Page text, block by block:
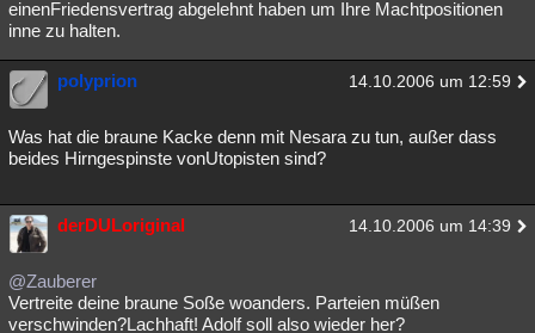
einenFriedensvertrag abgelehnt haben um Ihre Machtpositionen
inne zu halten.
polyprion 14.10.2006 um 12:59
Was hat die braune Kacke denn mit Nesara zu tun, außer dass
beides Hirngespinste vonUtopisten sind?
derDULoriginal 14.10.2006 um 14:39
@Zauberer
Vertreite deine braune Soße woanders. Parteien müßen
verschwinden?Lachhaft! Adolf soll also wieder her?